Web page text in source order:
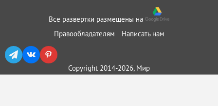
Все развертки размещены на
Правообладателям
Написать нам
Copyright 2014-2026, Мир